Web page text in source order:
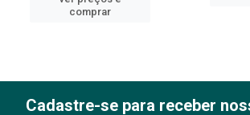
comprar
Cadastre-se para receber